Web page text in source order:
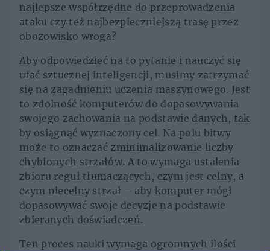
najlepsze współrzędne do przeprowadzenia
ataku czy też najbezpieczniejszą trasę przez
obozowisko wroga?
Aby odpowiedzieć na to pytanie i nauczyć się
ufać sztucznej inteligencji, musimy zatrzymać
się na zagadnieniu uczenia maszynowego. Jest
to zdolność komputerów do dopasowywania
swojego zachowania na podstawie danych, tak
by osiągnąć wyznaczony cel. Na polu bitwy
może to oznaczać zminimalizowanie liczby
chybionych strzałów. A to wymaga ustalenia
zbioru reguł tłumaczących, czym jest celny, a
czym niecelny strzał – aby komputer mógł
dopasowywać swoje decyzje na podstawie
zbieranych doświadczeń.
Ten proces nauki wymaga ogromnych ilości